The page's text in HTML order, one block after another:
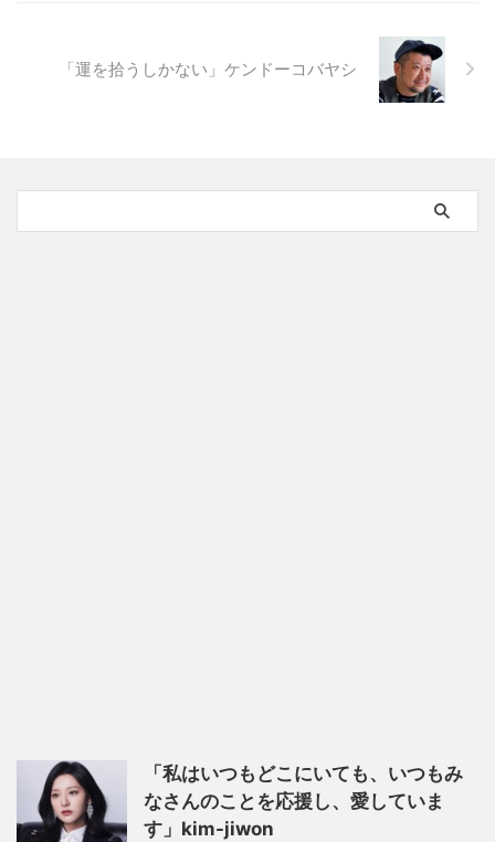
「運を拾うしかない」ケンドーコバヤシ
「私はいつもどこにいても、いつもみ
なさんのことを応援し、愛していま
す」kim-jiwon